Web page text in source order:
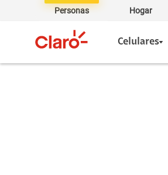
Personas Hogar
Celulares